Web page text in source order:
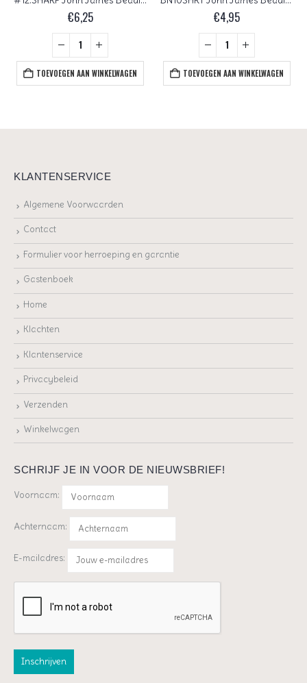
€6,25
TOEVOEGEN AAN WINKELWAGEN
€4,95
TOEVOEGEN AAN WINKELWAGEN
KLANTENSERVICE
Algemene Voorwaarden
Contact
Formulier voor herroeping en garantie
Gastenboek
Home
Klachten
Klantenservice
Privacybeleid
Verzenden
Winkelwagen
SCHRIJF JE IN VOOR DE NIEUWSBRIEF!
Voornaam:
Achternaam:
E-mailadres: